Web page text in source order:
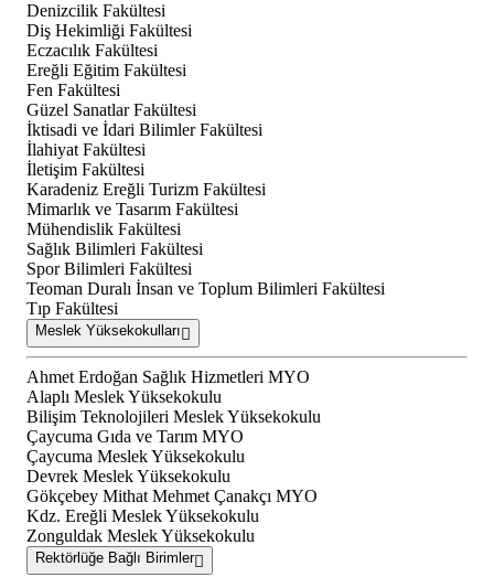
Denizcilik Fakültesi
Diş Hekimliği Fakültesi
Eczacılık Fakültesi
Ereğli Eğitim Fakültesi
Fen Fakültesi
Güzel Sanatlar Fakültesi
İktisadi ve İdari Bilimler Fakültesi
İlahiyat Fakültesi
İletişim Fakültesi
Karadeniz Ereğli Turizm Fakültesi
Mimarlık ve Tasarım Fakültesi
Mühendislik Fakültesi
Sağlık Bilimleri Fakültesi
Spor Bilimleri Fakültesi
Teoman Duralı İnsan ve Toplum Bilimleri Fakültesi
Tıp Fakültesi
Meslek Yüksekokulları
Ahmet Erdoğan Sağlık Hizmetleri MYO
Alaplı Meslek Yüksekokulu
Bilişim Teknolojileri Meslek Yüksekokulu
Çaycuma Gıda ve Tarım MYO
Çaycuma Meslek Yüksekokulu
Devrek Meslek Yüksekokulu
Gökçebey Mithat Mehmet Çanakçı MYO
Kdz. Ereğli Meslek Yüksekokulu
Zonguldak Meslek Yüksekokulu
Rektörlüğe Bağlı Birimler